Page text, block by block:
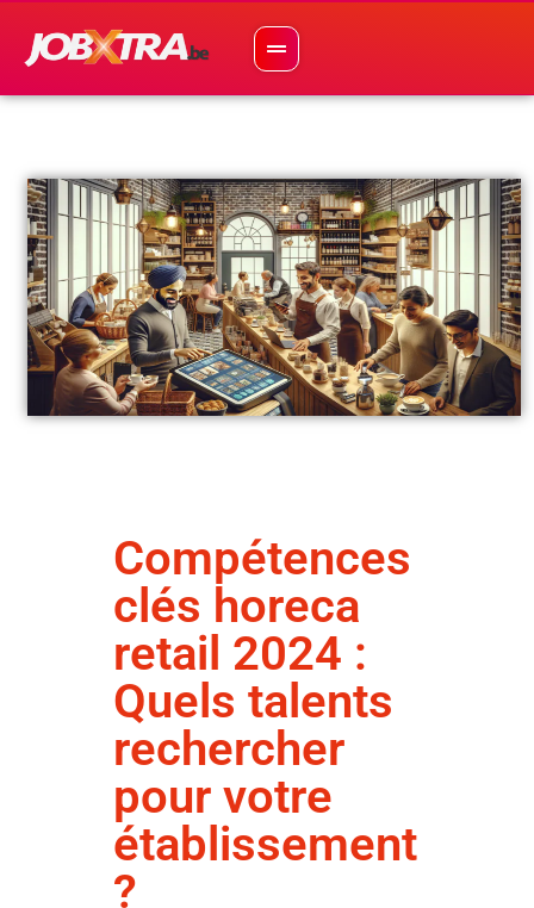
Compétences
clés horeca
retail 2024 :
Quels talents
rechercher
pour votre
établissement
?